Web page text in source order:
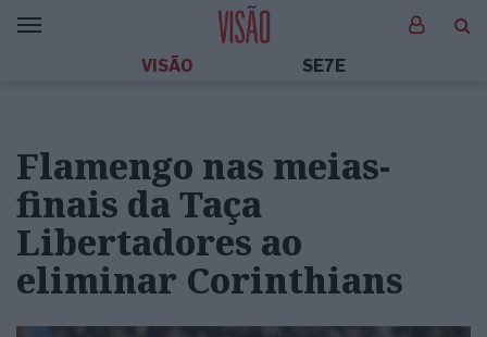
VISÃO SE7E
Flamengo nas meias-
finais da Taça
Libertadores ao
eliminar Corinthians